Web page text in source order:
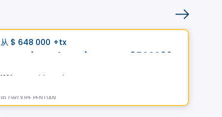
土地
从 $ 648 000 +tx
Domaine Islesmère - Lot 3522936
1286 Rue Patrick, Laval, QC
由 GROUPE PENTIAN